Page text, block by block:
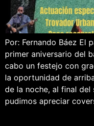
Por: Fernando Báez El
primer aniversario del
cabo un festejo con
la oportunidad de
de la noche, al final
pudimos apreciar